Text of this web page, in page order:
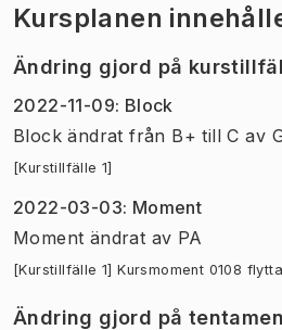
Kursplanen
Ändring gjord på
2022-11-09: Block
Block ändrat från B+ till C av
[Kurstillfälle 1]
2022-03-03: Moment
Moment ändrat av PA
[Kurstillfälle 1] Kursmoment 0108
Ändring gjord på tentamen